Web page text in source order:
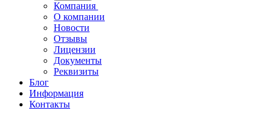
Компания
О компании
Новости
Отзывы
Лицензии
Документы
Реквизиты
Блог
Информация
Контакты